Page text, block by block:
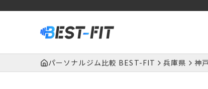
パーソナルジム比較 BEST-FIT 兵庫県 神